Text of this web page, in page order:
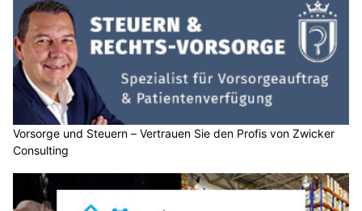
Vorsorge und Steuern – Vertrauen Sie den Profis von Zwicker
Consulting